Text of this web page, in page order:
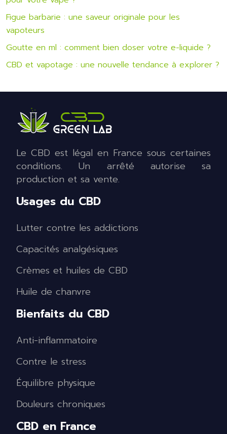
Figue barbarie : une saveur originale pour les
vapoteurs
Goutte en ml : comment bien doser votre e-liquide ?
CBD et vapotage : une nouvelle tendance à explorer ?
Le CBD est légal en France sous certaines
conditions. Un arrêté autorise sa
production et sa vente.
Usages du CBD
Lutter contre les addictions
Capacités analgésiques
Crèmes et huiles de CBD
Huile de chanvre
Bienfaits du CBD
Anti-inflammatoire
Contre le stress
Équilibre physique
Douleurs chroniques
CBD en France